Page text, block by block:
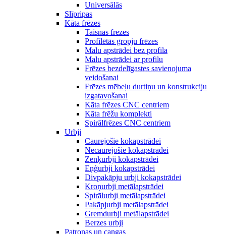
Universālās
Slīpripas
Kāta frēzes
Taisnās frēzes
Profilētās gropju frēzes
Malu apstrādei bez profila
Malu apstrādei ar profilu
Frēzes bezdelīgastes savienojuma
veidošanai
Frēzes mēbeļu durtiņu un konstrukciju
izgatavošanai
Kāta frēzes CNC centriem
Kāta frēžu komplekti
Spirālfrēzes CNC centriem
Urbji
Caurejošie kokapstrādei
Necaurejošie kokapstrādei
Zenķurbji kokapstrādei
Eņģurbji kokapstrādei
Divpakāpju urbji kokapstrādei
Kroņurbji metālapstrādei
Spirālurbji metālapstrādei
Pakāpjurbji metālapstrādei
Gremdurbji metālapstrādei
Berzes urbji
Patronas un cangas